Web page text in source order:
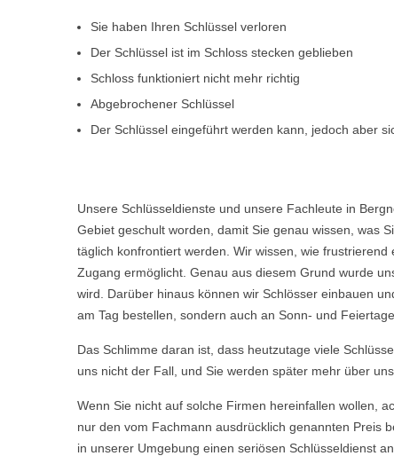
Sie haben Ihren Schlüssel verloren
Der Schlüssel ist im Schloss stecken geblieben
Schloss funktioniert nicht mehr richtig
Abgebrochener Schlüssel
Der Schlüssel eingeführt werden kann, jedoch aber
Unsere Schlüsseldienste und unsere Fachleute in
Gebiet geschult worden, damit Sie genau wissen, was
täglich konfrontiert werden. Wir wissen, wie
Zugang ermöglicht. Genau aus diesem Grund wurde
wird. Darüber hinaus können wir Schlösser einbauen
am Tag bestellen, sondern auch an Sonn- und
Das Schlimme daran ist, dass heutzutage viele
uns nicht der Fall, und Sie werden später mehr über
Wenn Sie nicht auf solche Firmen hereinfallen wollen,
nur den vom Fachmann ausdrücklich genannten Preis
in unserer Umgebung einen seriösen Schlüsseldienst